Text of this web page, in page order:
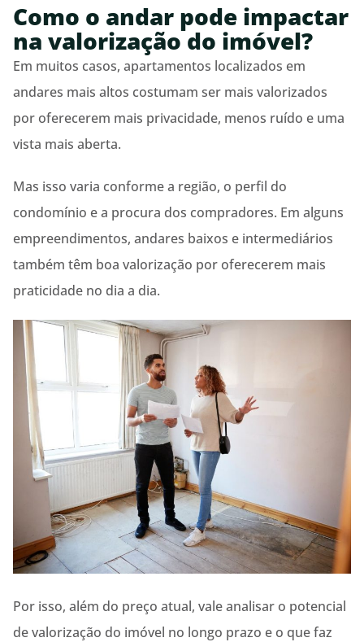
Como o andar pode impactar
na valorização do imóvel?
Em muitos casos, apartamentos localizados em
andares mais altos costumam ser mais valorizados
por oferecerem mais privacidade, menos ruído e uma
vista mais aberta.
Mas isso varia conforme a região, o perfil do
condomínio e a procura dos compradores. Em alguns
empreendimentos, andares baixos e intermediários
também têm boa valorização por oferecerem mais
praticidade no dia a dia.
Por isso, além do preço atual, vale analisar o potencial
de valorização do imóvel no longo prazo e o que faz